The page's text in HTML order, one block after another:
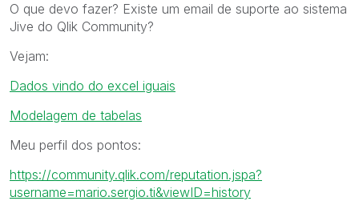
O que devo fazer? Existe um email de suporte ao sistema
Jive do Qlik Community?
Vejam:
Dados vindo do excel iguais
Modelagem de tabelas
Meu perfil dos pontos:
https://community.qlik.com/reputation.jspa?
username=mario.sergio.ti&viewID=history